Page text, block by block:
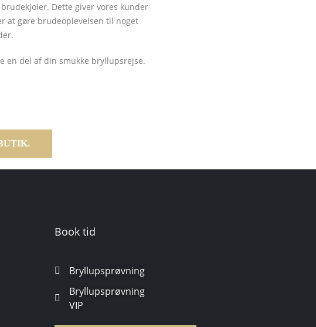
Dette giver vores kunder
at gøre brudeoplevelsen til noget
en del af din smukke bryllupsrejse.
Book tid
Bryllupsprøvning
Bryllupsprøvning
VIP